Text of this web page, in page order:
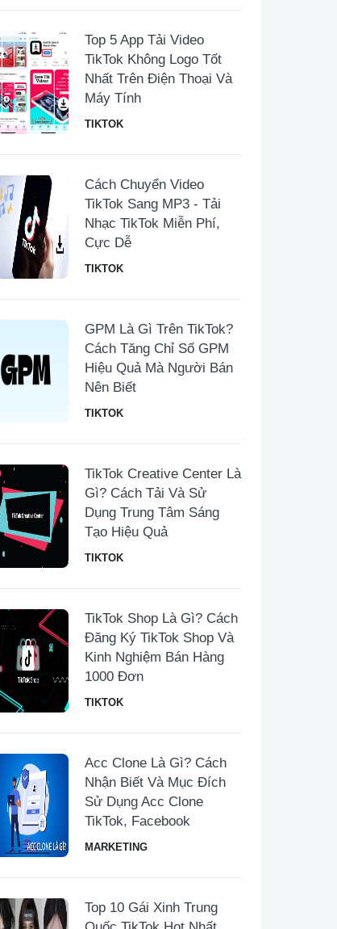
Top 5 App Tải Video
TikTok Không Logo Tốt
Nhất Trên Điện Thoại Và
Máy Tính
TIKTOK
Cách Chuyển Video
TikTok Sang MP3 - Tải
Nhạc TikTok Miễn Phí,
Cực Dễ
TIKTOK
GPM Là Gì Trên TikTok?
Cách Tăng Chỉ Số GPM
Hiệu Quả Mà Người Bán
Nên Biết
TIKTOK
TikTok Creative Center Là
Gì? Cách Tải Và Sử
Dụng Trung Tâm Sáng
Tạo Hiệu Quả
TIKTOK
TikTok Shop Là Gì? Cách
Đăng Ký TikTok Shop Và
Kinh Nghiệm Bán Hàng
1000 Đơn
TIKTOK
Acc Clone Là Gì? Cách
Nhận Biết Và Mục Đích
Sử Dụng Acc Clone
TikTok, Facebook
MARKETING
Top 10 Gái Xinh Trung